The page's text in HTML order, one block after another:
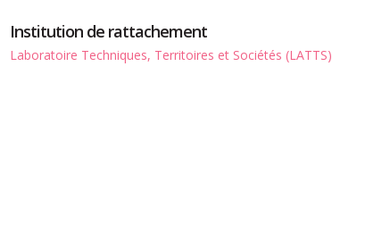
Institution de rattachement
Laboratoire Techniques, Territoires et Sociétés (LATTS)